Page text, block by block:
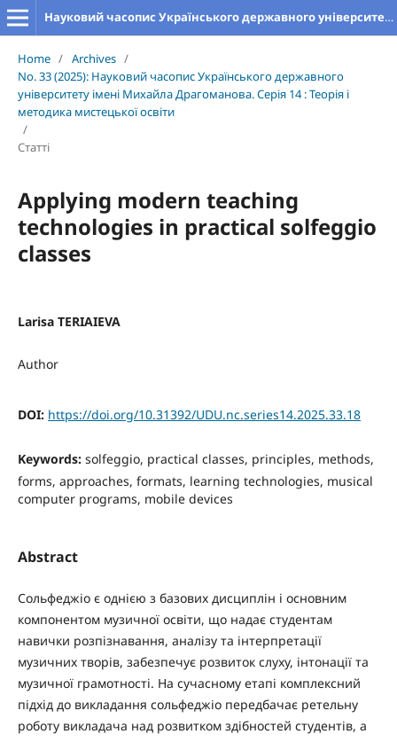
Науковий часопис Українського державного університету імені Михайла Драгоманова. Серія 14. Теорія і методика мистецької освіти
Home / Archives /
No. 33 (2025): Науковий часопис Українського державного
університету імені Михайла Драгоманова. Серія 14 : Теорія і
методика мистецької освіти
/
Статті
Applying modern teaching
technologies in practical solfeggio
classes
Larisa TERIAIEVA
Author
DOI: https://doi.org/10.31392/UDU.nc.series14.2025.33.18
Keywords: solfeggio, practical classes, principles, methods,
forms, approaches, formats, learning technologies, musical
computer programs, mobile devices
Abstract
Сольфеджіо є однією з базових дисциплін і основним
компонентом музичної освіти, що надає студентам
навички розпізнавання, аналізу та інтерпретації
музичних творів, забезпечує розвиток слуху, інтонації та
музичної грамотності. На сучасному етапі комплексний
підхід до викладання сольфеджіо передбачає ретельну
роботу викладача над розвитком здібностей студентів, а